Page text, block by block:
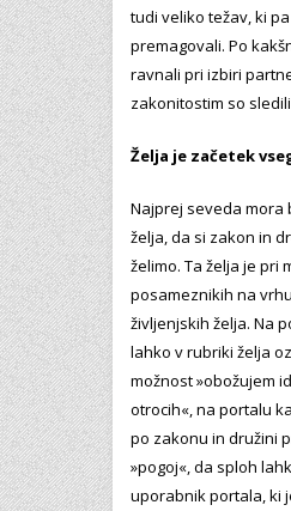
tudi veliko težav, ki
premagovali. Po
ravnali pri izbiri
zakonitostim so
Želja je začetek
Najprej seveda mora
želja, da si zakon in
želimo. Ta želja je pri
posameznikih na
življenjskih želja. Na
lahko v rubriki želja
možnost »obožujem
otrocih«, na portalu
po zakonu in družini
»pogoj«, da sploh
uporabnik portala, ki